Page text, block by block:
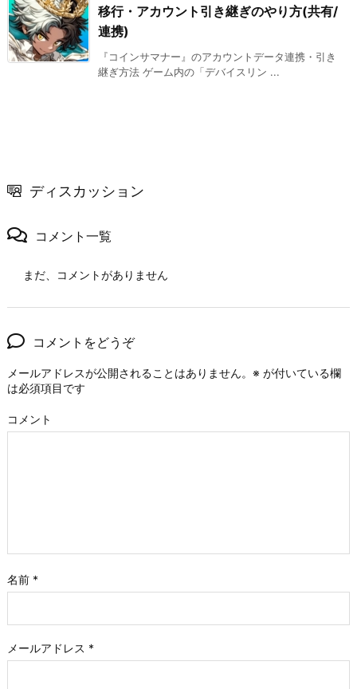
移行・アカウント引き継ぎのやり方(共有/
連携)
『コインサマナー』のアカウントデータ連携・引き
継ぎ方法 ゲーム内の「デバイスリン ...
ディスカッション
コメント一覧
まだ、コメントがありません
コメントをどうぞ
メールアドレスが公開されることはありません。 ※ が付いている欄
は必須項目です
コメント
名前 *
メールアドレス *